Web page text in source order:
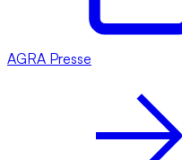
AGRA Presse